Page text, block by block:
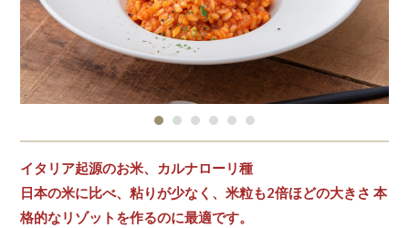
イタリア起源のお米、カルナローリ種
日本の米に比べ、粘りが少なく、米粒も2倍ほどの大きさ 本
格的なリゾットを作るのに最適です。